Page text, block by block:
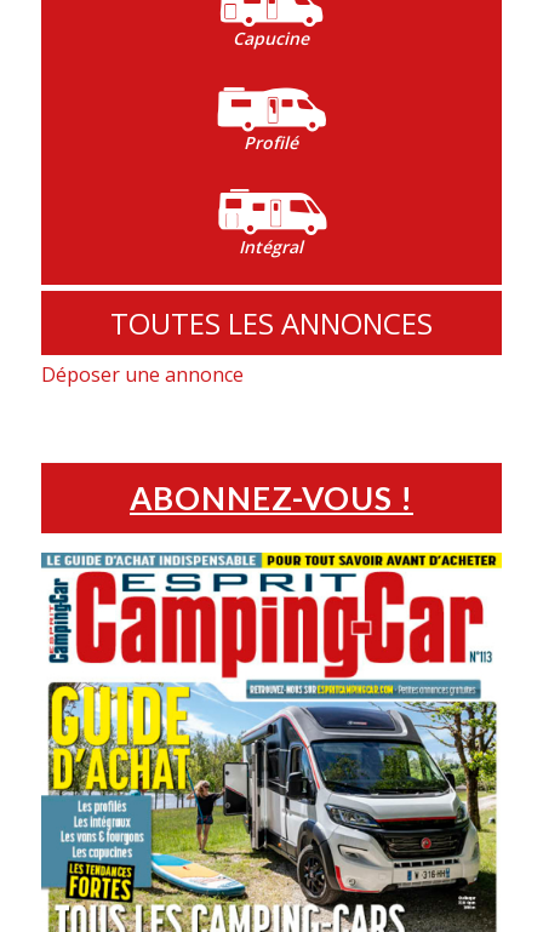
Capucine
Profilé
Intégral
TOUTES LES ANNONCES
Déposer une annonce
ABONNEZ-VOUS !